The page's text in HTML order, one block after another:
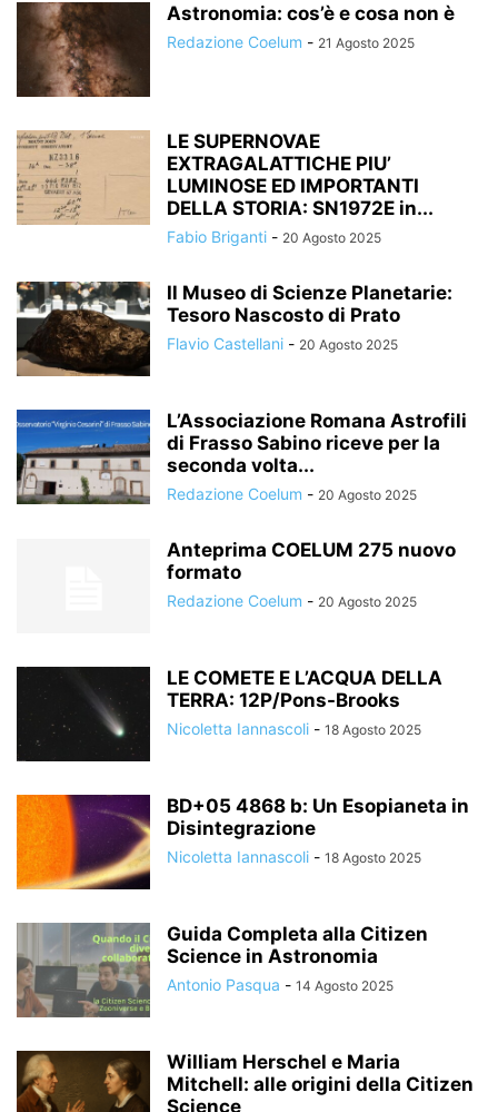
Astronomia: cos’è e cosa non è
Redazione Coelum - 21 Agosto 2025
LE SUPERNOVAE
EXTRAGALATTICHE PIU’
LUMINOSE ED IMPORTANTI
DELLA STORIA: SN1972E in...
Fabio Briganti - 20 Agosto 2025
Il Museo di Scienze Planetarie:
Tesoro Nascosto di Prato
Flavio Castellani - 20 Agosto 2025
L’Associazione Romana Astrofili
di Frasso Sabino riceve per la
seconda volta...
Redazione Coelum - 20 Agosto 2025
Anteprima COELUM 275 nuovo
formato
Redazione Coelum - 20 Agosto 2025
LE COMETE E L’ACQUA DELLA
TERRA: 12P/Pons-Brooks
Nicoletta Iannascoli - 18 Agosto 2025
BD+05 4868 b: Un Esopianeta in
Disintegrazione
Nicoletta Iannascoli - 18 Agosto 2025
Guida Completa alla Citizen
Science in Astronomia
Antonio Pasqua - 14 Agosto 2025
William Herschel e Maria
Mitchell: alle origini della Citizen
Science